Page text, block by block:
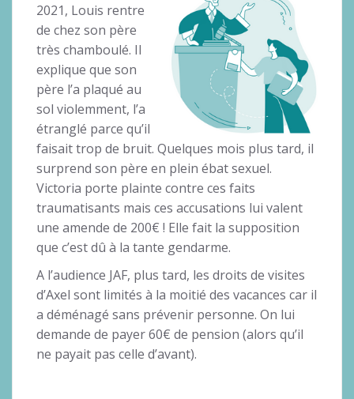
2021, Louis rentre
de chez son père
très chamboulé. Il
explique que son
père l’a plaqué au
sol violemment, l’a
étranglé parce qu’il
faisait trop de bruit. Quelques mois plus tard, il
surprend son père en plein ébat sexuel.
Victoria porte plainte contre ces faits
traumatisants mais ces accusations lui valent
une amende de 200€ ! Elle fait la supposition
que c’est dû à la tante gendarme.
A l’audience JAF, plus tard, les droits de visites
d’Axel sont limités à la moitié des vacances car il
a déménagé sans prévenir personne. On lui
demande de payer 60€ de pension (alors qu’il
ne payait pas celle d’avant).